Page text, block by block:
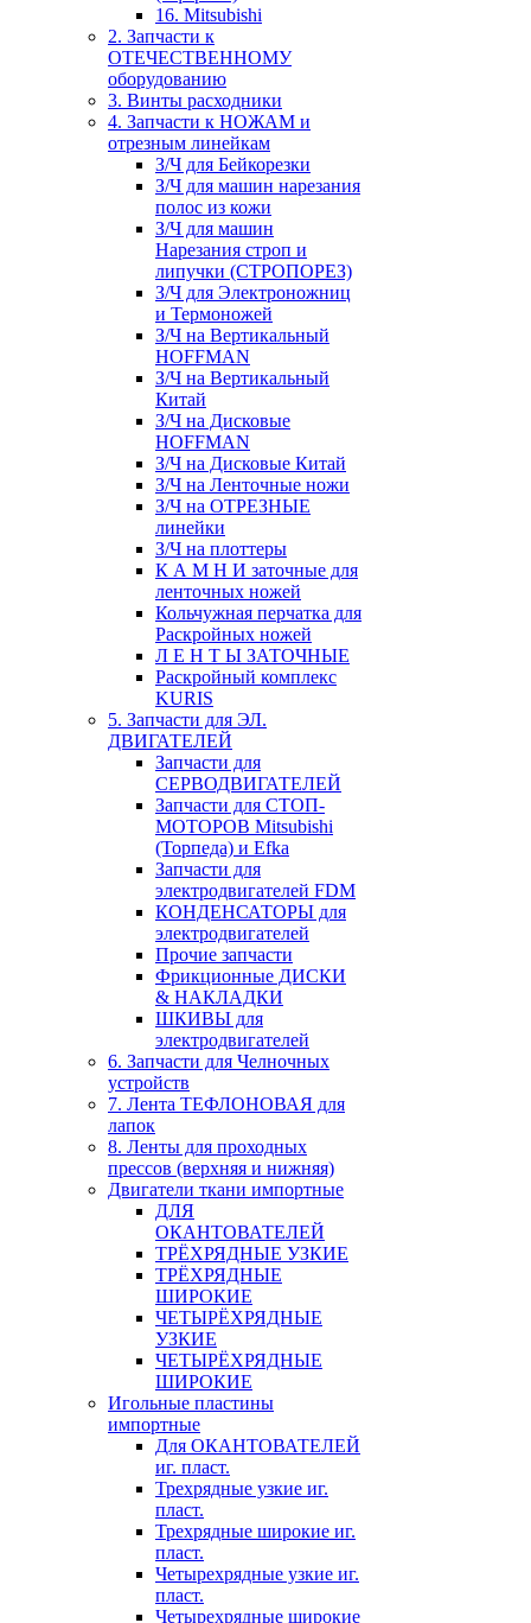
16. Mitsubishi
2. Запчасти к
ОТЕЧЕСТВЕННОМУ
оборудованию
3. Винты расходники
4. Запчасти к НОЖАМ и
отрезным линейкам
З/Ч для Бейкорезки
З/Ч для машин нарезания
полос из кожи
З/Ч для машин
Нарезания строп и
липучки (СТРОПОРЕЗ)
З/Ч для Электроножниц
и Термоножей
З/Ч на Вертикальный
HOFFMAN
З/Ч на Вертикальный
Китай
З/Ч на Дисковые
HOFFMAN
З/Ч на Дисковые Китай
З/Ч на Ленточные ножи
З/Ч на ОТРЕЗНЫЕ
линейки
З/Ч на плоттеры
К А М Н И заточные для
ленточных ножей
Кольчужная перчатка для
Раскройных ножей
Л Е Н Т Ы ЗАТОЧНЫЕ
Раскройный комплекс
KURIS
5. Запчасти для ЭЛ.
ДВИГАТЕЛЕЙ
Запчасти для
СЕРВОДВИГАТЕЛЕЙ
Запчасти для СТОП-
МОТОРОВ Mitsubishi
(Торпеда) и Efka
Запчасти для
электродвигателей FDM
КОНДЕНСАТОРЫ для
электродвигателей
Прочие запчасти
Фрикционные ДИСКИ
& НАКЛАДКИ
ШКИВЫ для
электродвигателей
6. Запчасти для Челночных
устройств
7. Лента ТЕФЛОНОВАЯ для
лапок
8. Ленты для проходных
прессов (верхняя и нижняя)
Двигатели ткани импортные
ДЛЯ
ОКАНТОВАТЕЛЕЙ
ТРЁХРЯДНЫЕ УЗКИЕ
ТРЁХРЯДНЫЕ
ШИРОКИЕ
ЧЕТЫРЁХРЯДНЫЕ
УЗКИЕ
ЧЕТЫРЁХРЯДНЫЕ
ШИРОКИЕ
Игольные пластины
импортные
Для ОКАНТОВАТЕЛЕЙ
иг. пласт.
Трехрядные узкие иг.
пласт.
Трехрядные широкие иг.
пласт.
Четырехрядные узкие иг.
пласт.
Четырехрядные широкие